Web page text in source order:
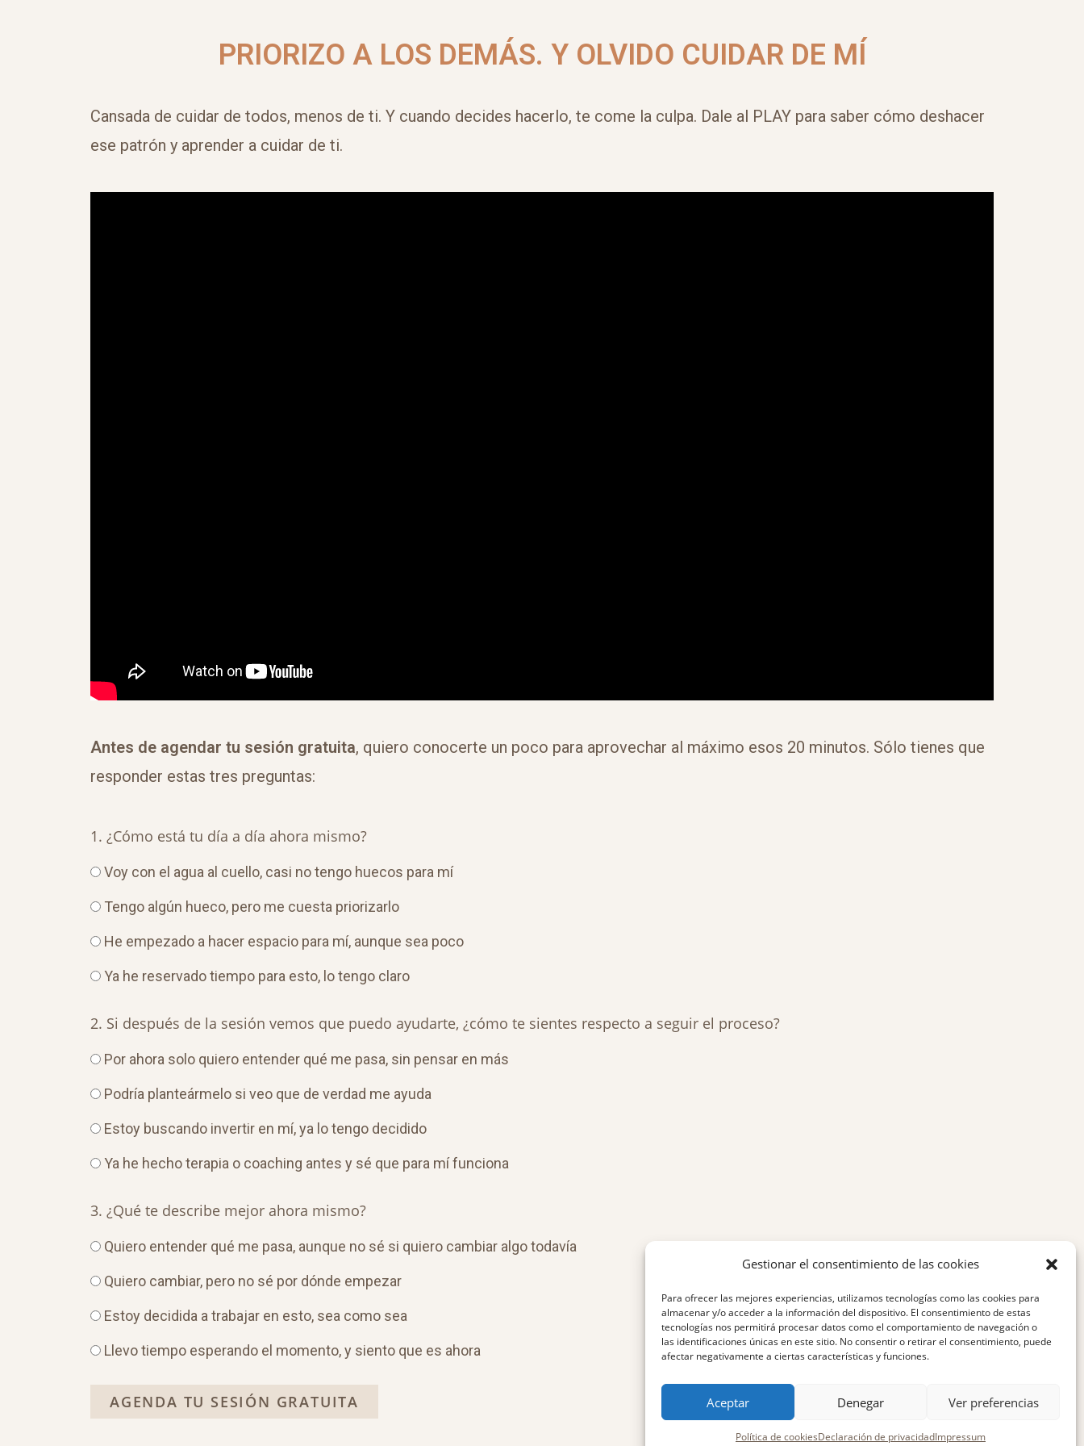
Gestionar el consentimiento de las cookies
Para ofrecer las mejores experiencias, utilizamos tecnologías como las cookies para
almacenar y/o acceder a la información del dispositivo. El consentimiento de estas
tecnologías nos permitirá procesar datos como el comportamiento de navegación o
las identificaciones únicas en este sitio. No consentir o retirar el consentimiento, puede
afectar negativamente a ciertas características y funciones.
Aceptar Denegar Ver preferencias
Política de cookiesDeclaración de privacidadImpressum
PRIORIZO A LOS DEMÁS. Y OLVIDO CUIDAR DE MÍ
Cansada de cuidar de todos, menos de ti. Y cuando decides hacerlo, te come la culpa. Dale al PLAY para saber cómo deshacer
ese patrón y aprender a cuidar de ti.
Antes de agendar tu sesión gratuita, quiero conocerte un poco para aprovechar al máximo esos 20 minutos. Sólo tienes que
responder estas tres preguntas:
1. ¿Cómo está tu día a día ahora mismo?
Voy con el agua al cuello, casi no tengo huecos para mí
Tengo algún hueco, pero me cuesta priorizarlo
He empezado a hacer espacio para mí, aunque sea poco
Ya he reservado tiempo para esto, lo tengo claro
2. Si después de la sesión vemos que puedo ayudarte, ¿cómo te sientes respecto a seguir el proceso?
Por ahora solo quiero entender qué me pasa, sin pensar en más
Podría planteármelo si veo que de verdad me ayuda
Estoy buscando invertir en mí, ya lo tengo decidido
Ya he hecho terapia o coaching antes y sé que para mí funciona
3. ¿Qué te describe mejor ahora mismo?
Quiero entender qué me pasa, aunque no sé si quiero cambiar algo todavía
Quiero cambiar, pero no sé por dónde empezar
Estoy decidida a trabajar en esto, sea como sea
Llevo tiempo esperando el momento, y siento que es ahora